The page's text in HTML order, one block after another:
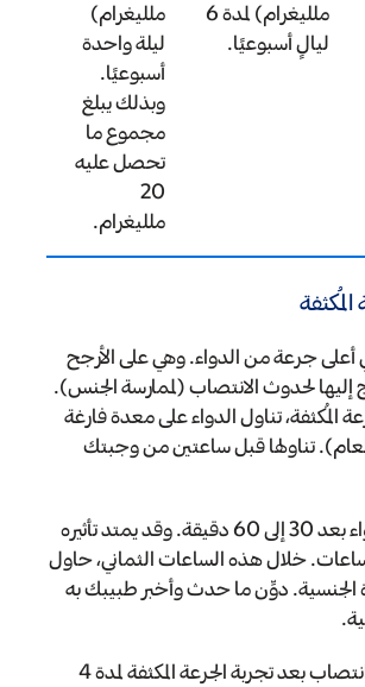
ملليغرام) لمدة 6
ليالٍ أسبوعيًا.
ملليغرام)
ليلة واحدة
أسبوعيًا.
وبذلك يبلغ
مجموع ما
تحصل عليه
20
ملليغرام.
أعلى جرعة من الدواء. وهي على الأرجح
إليها لحدوث الانتصاب (لممارسة الجنس).
المُكثفة، تناول الدواء على معدة فارغة
تناولها قبل ساعتين من وجبتك
يبدأ مفعول الدواء بعد 30 إلى 60 دقيقة. وقد يمتد تأثيره
إلى 8 ساعات. خلال هذه الساعات الثماني، حاول
الجنسية. دوِّن ما حدث وأخبر طبيبك به
إذا لم يحدث لك انتصاب بعد تجربة الجرعة المكثفة لمدة 4